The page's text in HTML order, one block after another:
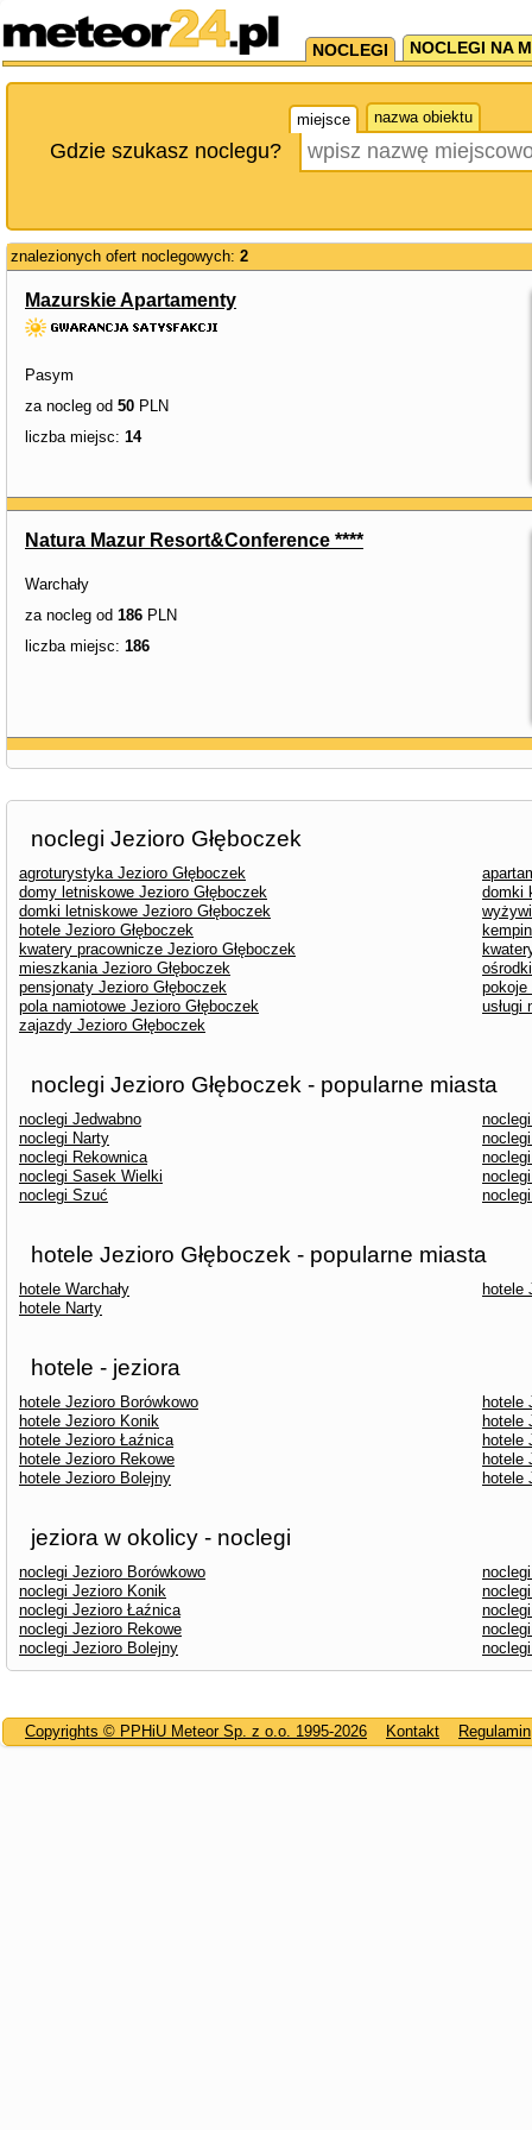
NOCLEGI NOCLEGI NA
miejsce nazwa obiektu
Gdzie szukasz noclegu?
znalezionych ofert noclegowych: 2
Mazurskie Apartamenty
Pasym
za nocleg od 50 PLN
liczba miejsc: 14
Natura Mazur Resort&Conference ****
Warchały
za nocleg od 186 PLN
liczba miejsc: 186
noclegi Jezioro Głęboczek
agroturystyka Jezioro Głęboczek
domy letniskowe Jezioro Głęboczek
domki
domki letniskowe Jezioro Głęboczek
hotele Jezioro Głęboczek
kwatery pracownicze Jezioro Głęboczek
mieszkania Jezioro Głęboczek
pensjonaty Jezioro Głęboczek
pokoje
pola namiotowe Jezioro Głęboczek
usługi
zajazdy Jezioro Głęboczek
noclegi Jezioro Głęboczek - popularne miasta
noclegi Jedwabno
noclegi Narty
noclegi Rekownica
noclegi Sasek Wielki
noclegi Szuć
hotele Jezioro Głęboczek - popularne miasta
hotele Warchały
hotele
hotele Narty
hotele - jeziora
hotele Jezioro Borówkowo
hotele
hotele Jezioro Konik
hotele
hotele Jezioro Łaźnica
hotele
hotele Jezioro Rekowe
hotele
hotele Jezioro Bolejny
hotele
jeziora w okolicy - noclegi
noclegi Jezioro Borówkowo
noclegi Jezioro Konik
noclegi Jezioro Łaźnica
noclegi Jezioro Rekowe
noclegi Jezioro Bolejny
Copyrights © PPHiU Meteor Sp. z o.o. 1995-2026 Kontakt Regulamin